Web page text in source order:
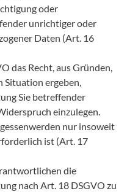
oder
unrichtiger oder
Daten (Art. 16
das Recht, aus Gründen,
Situation ergeben,
Sie betreffender
einzulegen.
nur insoweit
ist (Art. 17
die
nach Art. 18 DSGVO zu